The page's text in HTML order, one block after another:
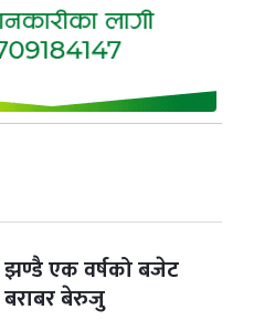
झण्डै एक वर्षको बजेट
बराबर बेरुजु